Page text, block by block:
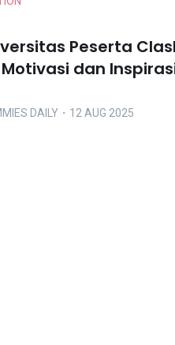
Peserta
dan
DAILY ・12 AUG 2025